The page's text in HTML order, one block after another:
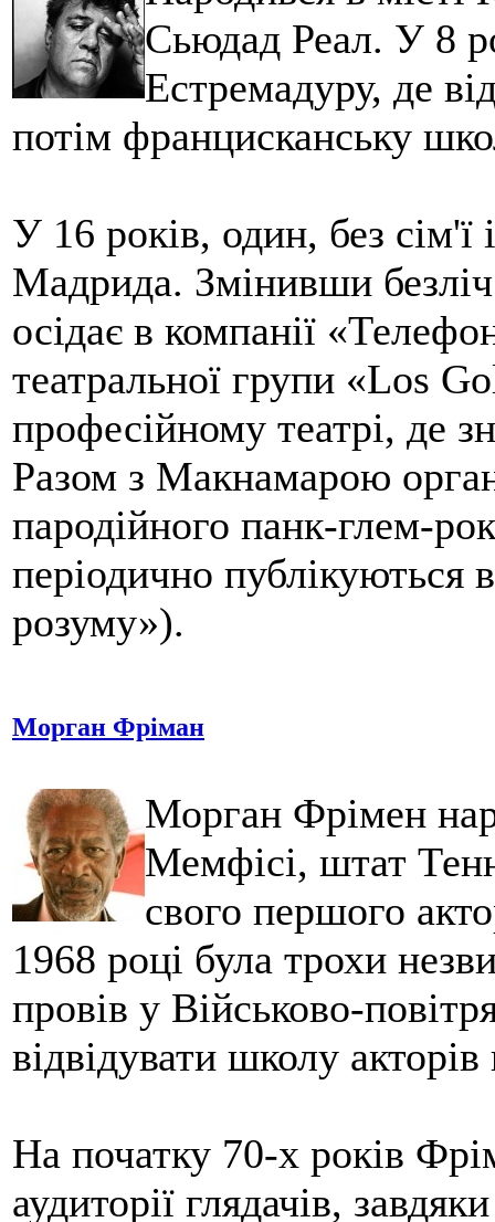
Сьюдад Реал. У 8
Естремадуру, де
потім францисканську
У 16 років, один, без сім'ї
Мадрида. Змінивши
осідає в компанії
театральної групи «Los
професійному театрі, де
Разом з Макнамарою
пародійного панк-глем-
періодично публікуються
розуму»).
Морган Фріман
Морган Фрімен
Мемфісі, штат
свого першого
1968 році була трохи
провів у Військово-
відвідувати школу
На початку 70-х років
аудиторії глядачів,